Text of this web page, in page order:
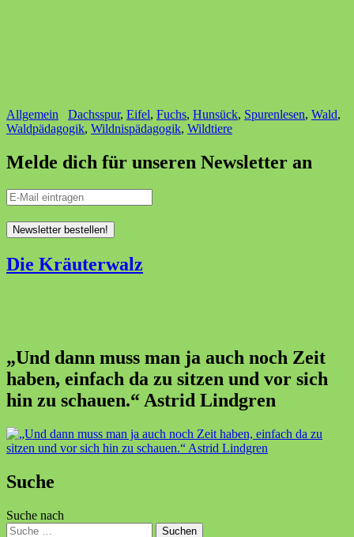
Allgemein Dachsspur, Eifel, Fuchs, Hunsück, Spurenlesen, Wald,
Waldpädagogik, Wildnispädagogik, Wildtiere
Melde dich für unseren Newsletter an
Die Kräuterwalz
„Und dann muss man ja auch noch Zeit
haben, einfach da zu sitzen und vor sich
hin zu schauen.“ Astrid Lindgren
Suche
Suche nach
Suchen